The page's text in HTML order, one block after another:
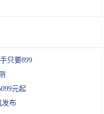
只要899
元起
发布